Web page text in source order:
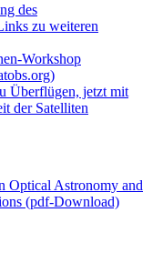
des
zu weiteren
Workshop
Überflügen, jetzt mit
der Satelliten
Optical Astronomy and
(pdf-Download)